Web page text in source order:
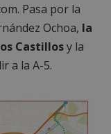
Pasa por la
Ochoa, la
Castillosy la
a la A-5.
permiten la
sin